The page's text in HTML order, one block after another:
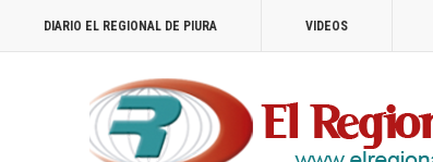
DIARIO EL REGIONAL DE PIURA VIDEOS